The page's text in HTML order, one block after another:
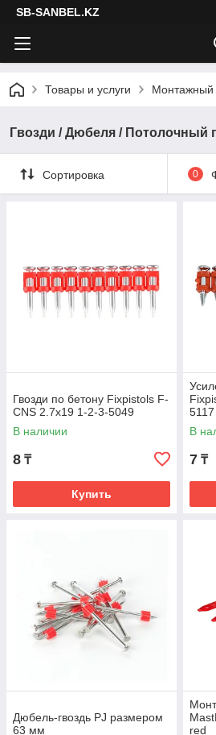
SB-SANBEL.KZ
Товары и услуги Монтажный
Гвозди / Дюбеля / Потолочный
Сортировка 0
Гвозди по бетону Fixpistols F-
CNS 2.7x19 1-2-3-5049
В наличии
8 ₸
Купить
5117
В
7 ₸
Дюбель-гвоздь PJ размером
63 мм
red